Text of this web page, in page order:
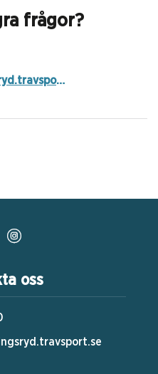
frågor?
linn.ekdahl@tingsryd.travsport.se
oss